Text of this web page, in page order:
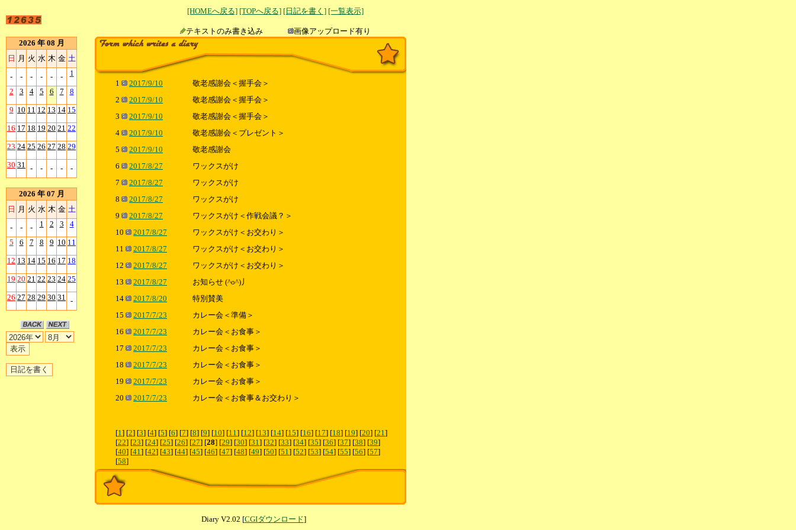
[HOMEへ戻る] [TOPへ戻る] [日記を書く] [一覧表示]
テキストのみ書き込み
画像アップロード有り
2026 年 08 月
日 月 火 水 木 金 土
- - - - - - 1
2 3 4 5 6 7 8
9 10 11 12 13 14 15
16 17 18 19 20 21 22
23 24 25 26 27 28 29
30 31 - - - - -
2026 年 07 月
日 月 火 水 木 金 土
- - - 1 2 3 4
5 6 7 8 9 10 11
12 13 14 15 16 17 18
19 20 21 22 23 24 25
26 27 28 29 30 31 -
1 2017/9/10
敬老感謝会＜握手会＞
2
2017/9/10
敬老感謝会＜握手会＞
3
2017/9/10
敬老感謝会＜握手会＞
4
2017/9/10
敬老感謝会＜プレゼント＞
5
2017/9/10
敬老感謝会
6
2017/8/27
ワックスがけ
7
2017/8/27
ワックスがけ
8
2017/8/27
ワックスがけ
9
2017/8/27
ワックスがけ＜作戦会議？＞
10
2017/8/27
ワックスがけ＜お交わり＞
11
2017/8/27
ワックスがけ＜お交わり＞
12
2017/8/27
ワックスがけ＜お交わり＞
13
2017/8/27
お知らせ (^o^)丿
14
2017/8/20
特別賛美
15
2017/7/23
カレー会＜準備＞
16
2017/7/23
カレー会＜お食事＞
17
2017/7/23
カレー会＜お食事＞
18
2017/7/23
カレー会＜お食事＞
19
2017/7/23
カレー会＜お食事＞
20
2017/7/23 カレー会＜お食事＆お交わり＞
[1] [2] [3] [4] [5] [6] [7] [8] [9] [10] [11] [12] [13] [14] [15] [16] [17] [18] [19] [20] [21]
[22] [23] [24] [25] [26] [27] [28] [29] [30] [31] [32] [33] [34] [35] [36] [37] [38] [39]
[40] [41] [42] [43] [44] [45] [46] [47] [48] [49] [50] [51] [52] [53] [54] [55] [56] [57]
[58]
Diary V2.02 [CGIダウンロード]